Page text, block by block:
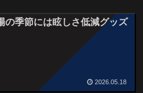
の季節には眩しさ低減グッズ
2026.05.18